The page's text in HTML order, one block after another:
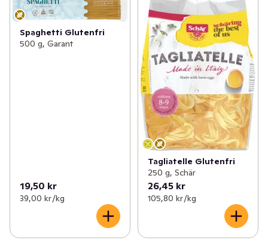
Spaghetti Glutenfri
500 g, Garant
19,50 kr
39,00 kr /kg
Tagliatelle Glutenfri
250 g, Schär
26,45 kr
105,80 kr /kg